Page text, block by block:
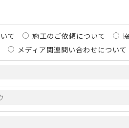
て 施工のご依頼について
メディア関連問い合わせについて